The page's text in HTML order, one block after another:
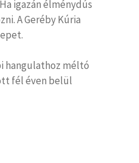
igazán élménydús
A Geréby Kúria
hangulathoz méltó
fél éven belül